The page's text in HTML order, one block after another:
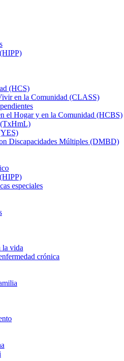
(HCS)
en la Comunidad (CLASS)
el Hogar y en la Comunidad (HCBS)
(TxHmL)
Discapacidades Múltiples (DMBD)
especiales
la vida
crónica